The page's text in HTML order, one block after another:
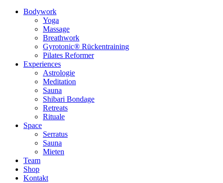
Bodywork
Yoga
Massage
Breathwork
Gyrotonic® Rückentraining
Pilates Reformer
Experiences
Astrologie
Meditation
Sauna
Shibari Bondage
Retreats
Rituale
Space
Serratus
Sauna
Mieten
Team
Shop
Kontakt